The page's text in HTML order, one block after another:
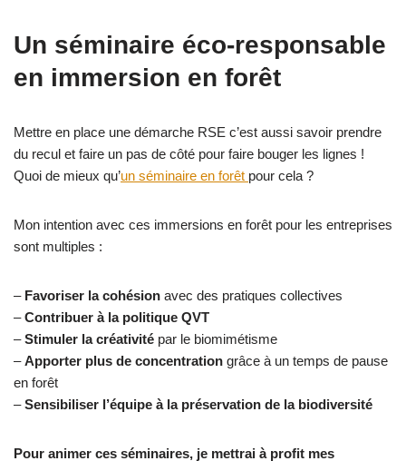
Un séminaire éco-responsable
en immersion en forêt
Mettre en place une démarche RSE c’est aussi savoir prendre
du recul et faire un pas de côté pour faire bouger les lignes !
Quoi de mieux qu’un séminaire en forêt pour cela ?
Mon intention avec ces immersions en forêt pour les entreprises
sont multiples :
– Favoriser la cohésion avec des pratiques collectives
–Contribuer à la politique QVT
–Stimuler la créativité par le biomimétisme
–Apporter plus de concentration grâce à un temps de pause
en forêt
–Sensibiliser l’équipe à la préservation de la biodiversité
Pour animer ces séminaires, je mettrai à profit mes